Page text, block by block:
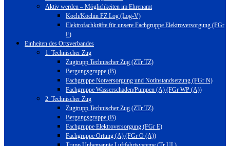
Aktiv werden – Möglichkeiten im Ehrenamt
Koch/Köchin FZ Log (Log-V)
Elektrofachkräfte für unsere Fachgruppe Elektroversorgung (FGr
E)
Einheiten des Ortsverbandes
1. Technischer Zug
Zugtrupp Technischer Zug (ZTr TZ)
Bergungsgruppe (B)
Fachgruppe Notversorgung und Notinstandsetzung (FGr N)
Fachgruppe Wasserschaden/Pumpen (A) (FGr WP (A))
2. Technischer Zug
Zugtrupp Technischer Zug (ZTr TZ)
Bergungsgruppe (B)
Fachgruppe Elektroversorgung (FGr E)
Fachgruppe Ortung (A) (FGr O (A))